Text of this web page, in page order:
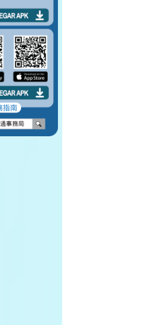
部分
食。
。
留意